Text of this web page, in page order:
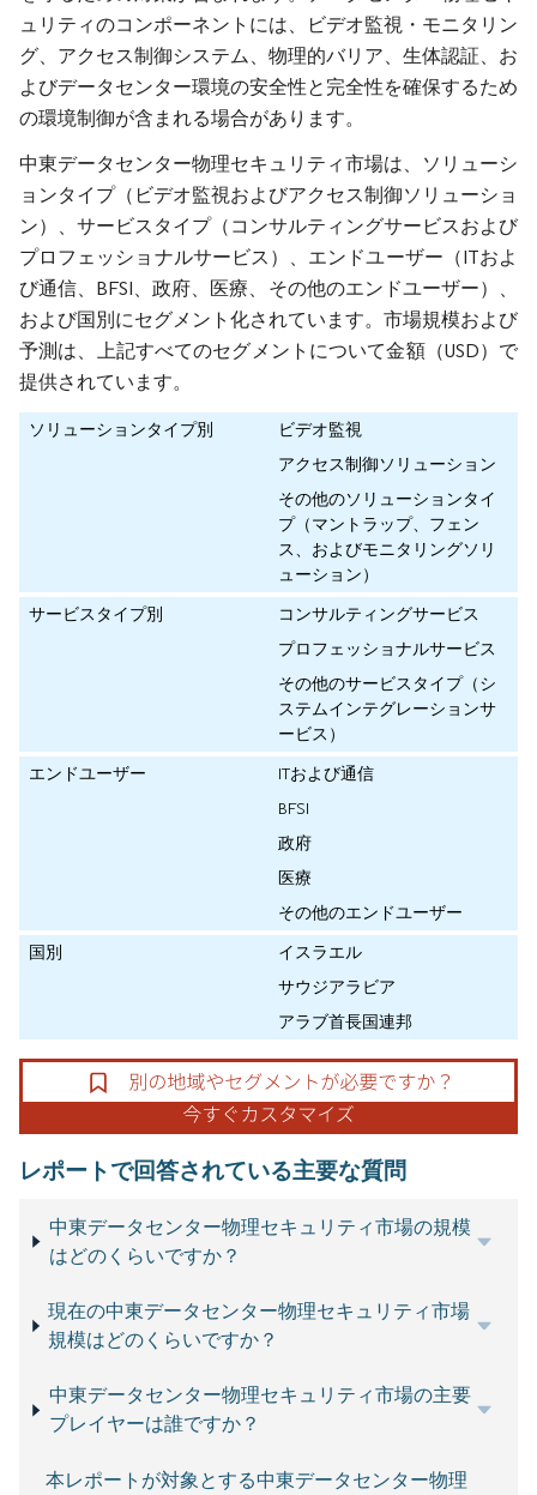
ュリティのコンポーネントには、ビデオ監視・モニタリン
グ、アクセス制御システム、物理的バリア、生体認証、お
よびデータセンター環境の安全性と完全性を確保するため
の環境制御が含まれる場合があります。
中東データセンター物理セキュリティ市場は、ソリューシ
ョンタイプ（ビデオ監視およびアクセス制御ソリューショ
ン）、サービスタイプ（コンサルティングサービスおよび
プロフェッショナルサービス）、エンドユーザー（ITおよ
び通信、BFSI、政府、医療、その他のエンドユーザー）、
および国別にセグメント化されています。市場規模および
予測は、上記すべてのセグメントについて金額（USD）で
提供されています。
ソリューションタイプ別
ビデオ監視
アクセス制御ソリューション
その他のソリューションタイ
プ（マントラップ、フェン
ス、およびモニタリングソリ
ューション）
サービスタイプ別
コンサルティングサービス
プロフェッショナルサービス
その他のサービスタイプ（シ
ステムインテグレーションサ
ービス）
エンドユーザー
ITおよび通信
BFSI
政府
医療
その他のエンドユーザー
国別
イスラエル
サウジアラビア
アラブ首長国連邦
レポートで回答されている主要な質問
中東データセンター物理セキュリティ市場の規模
はどのくらいですか？
現在の中東データセンター物理セキュリティ市場
規模はどのくらいですか？
中東データセンター物理セキュリティ市場の主要
プレイヤーは誰ですか？
本レポートが対象とする中東データセンター物理